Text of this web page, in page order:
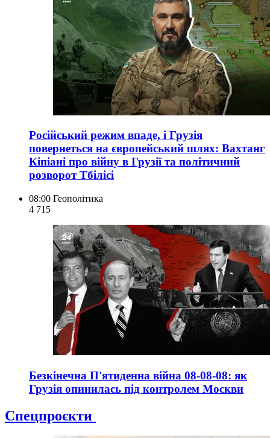
Російський режим впаде, і Грузія
повернеться на європейський шлях: Вахтанг
Кіпіані про війну в Грузії та політичний
розворот Тбілісі
08:00 Геополітика
4 715
Безкінечна П'ятиденна війна 08-08-08: як
Грузія опинилась під контролем Москви
Спецпроєкти